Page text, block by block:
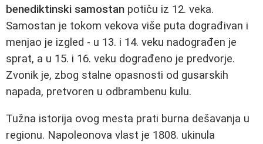
benediktinski samostan potiču iz 12. veka.
Samostan je tokom vekova više puta dograđivan i
menjao je izgled - u 13. i 14. veku nadograđen je
sprat, a u 15. i 16. veku dograđeno je predvorje.
Zvonik je, zbog stalne opasnosti od gusarskih
napada, pretvoren u odbrambenu kulu.
Tužna istorija ovog mesta prati burna dešavanja u
regionu. Napoleonova vlast je 1808. ukinula